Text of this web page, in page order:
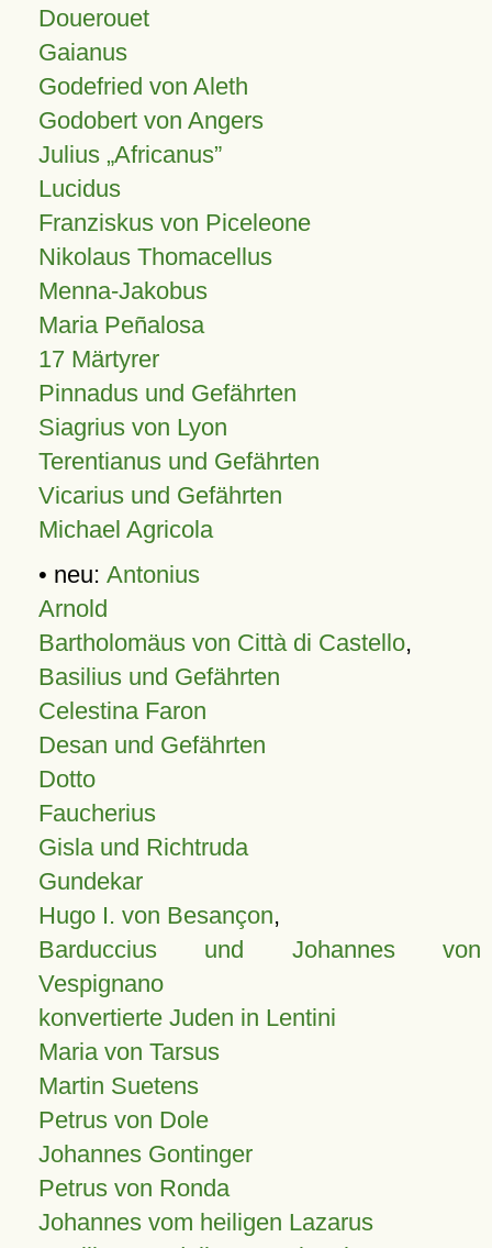
Douerouet
Gaianus
Godefried von Aleth
Godobert von Angers
Julius Africanus
Lucidus
Franziskus von Piceleone
Nikolaus Thomacellus
Menna-Jakobus
Maria Peñalosa
17 Märtyrer
Pinnadus und Gefährten
Siagrius von Lyon
Terentianus und Gefährten
Vicarius und Gefährten
Michael Agricola
• neu: Antonius
Arnold
Bartholomäus von Città di Castello,
Basilius und Gefährten
Celestina Faron
Desan und Gefährten
Dotto
Faucherius
Gisla und Richtruda
Gundekar
Hugo I. von Besançon,
Barduccius und Johannes von
Vespignano
konvertierte Juden in Lentini
Maria von Tarsus
Martin Suetens
Petrus von Dole
Johannes Gontinger
Petrus von Ronda
Johannes vom heiligen Lazarus